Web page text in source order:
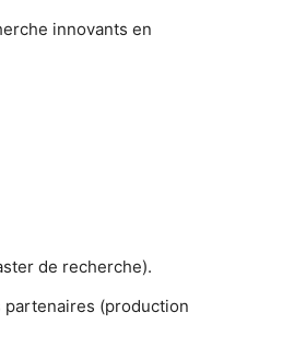
innovants en
de recherche).
partenaires (production